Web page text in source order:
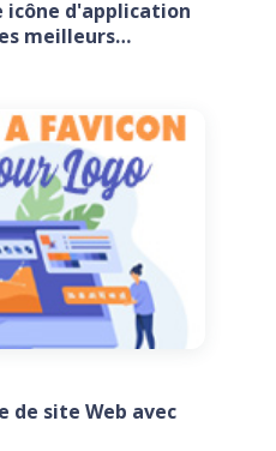
icône d'application
meilleurs
de site Web avec